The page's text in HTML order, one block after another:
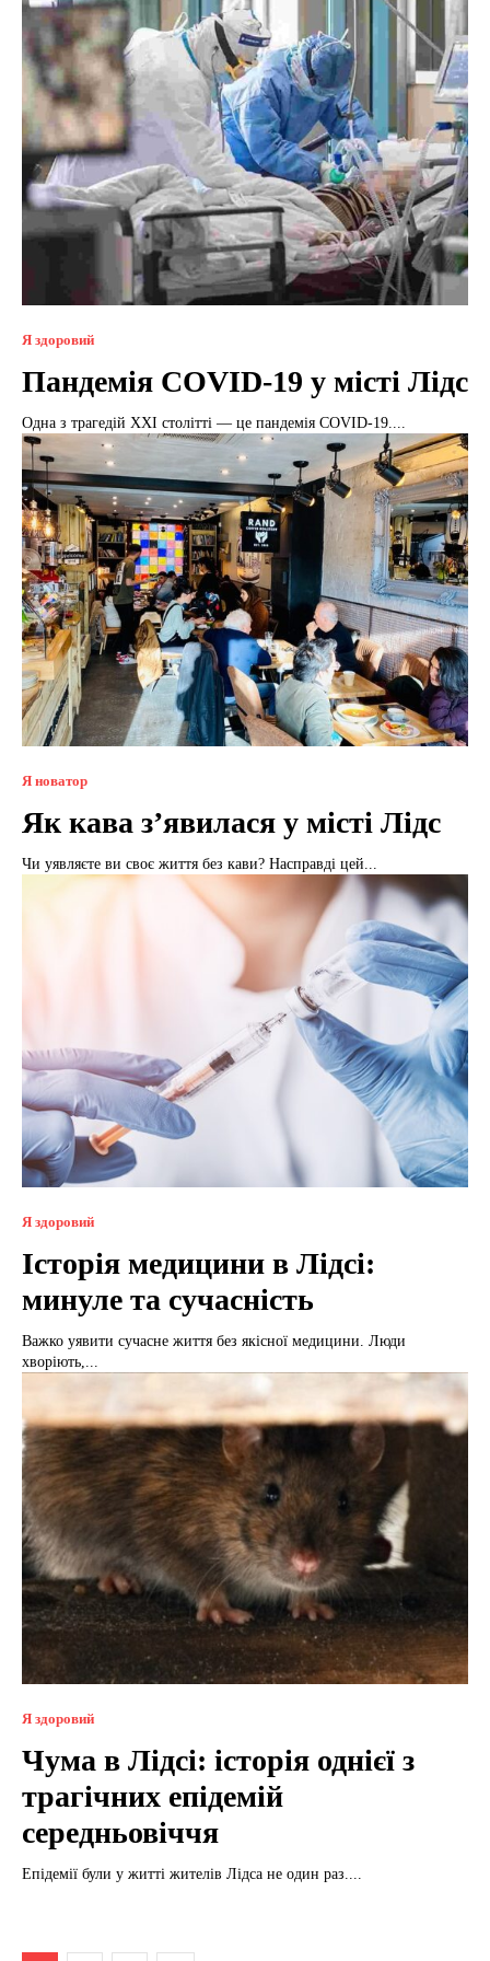
Я здоровий
Пандемія COVID-19 у місті Лідс
Одна з трагедій XXI столітті — це пандемія COVID-19....
Я новатор
Як кава з’явилася у місті Лідс
Чи уявляєте ви своє життя без кави? Насправді цей...
Я здоровий
Історія медицини в Лідсі:
минуле та сучасність
Важко уявити сучасне життя без якісної медицини. Люди
хворіють,...
Я здоровий
Чума в Лідсі: історія однієї з
трагічних епідемій
середньовіччя
Епідемії були у житті жителів Лідса не один раз....